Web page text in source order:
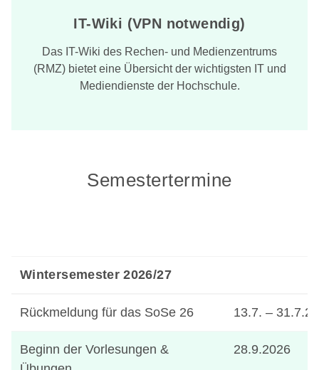
IT-Wiki (VPN notwendig)
Das IT-Wiki des Rechen- und Medienzentrums
(RMZ) bietet eine Übersicht der wichtigsten IT und
Mediendienste der Hochschule.
Semestertermine
Wintersemester 2026/27
Rückmeldung für das SoSe 26 13.7. –
Beginn der Vorlesungen &
28.9.2026